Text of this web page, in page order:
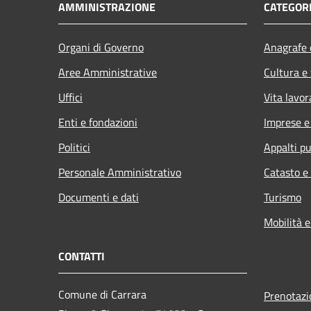
AMMINISTRAZIONE
Organi di Governo
Aree Amministrative
Uffici
Enti e fondazioni
Politici
Personale Amministrativo
Documenti e dati
Cultura
Vita
Imprese
Appalti
Catasto
Turismo
Mobilità
CONTATTI
Comune di Carrara